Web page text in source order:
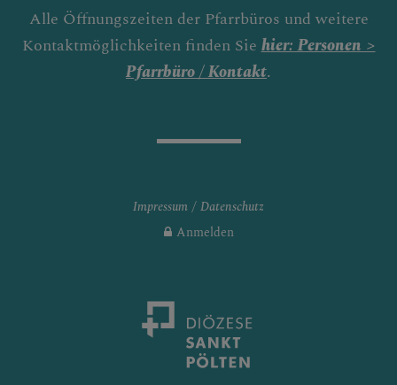
Alle Öffnungszeiten der Pfarrbüros und weitere
Kontaktmöglichkeiten finden Siehier: Personen >
Pfarrbüro / Kontakt.
Impressum
Datenschutz
Anmelden